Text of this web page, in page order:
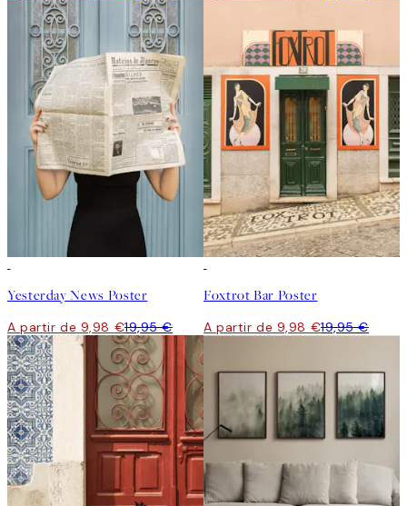
Yesterday News Poster
A partir de 9,98 €19,95 €
Foxtrot Bar Poster
A partir de 9,98 €19,95 €